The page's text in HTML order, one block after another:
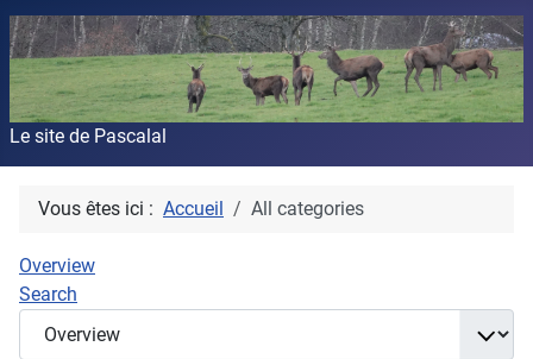
Le site de Pascalal
Vous êtes ici : Accueil All categories
Overview
Search